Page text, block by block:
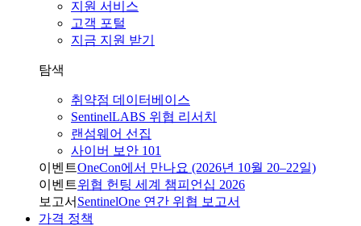
지원 서비스
고객 포털
지금 지원 받기
탐색
취약점 데이터베이스
SentinelLABS 위협 리서치
랜섬웨어 선집
사이버 보안 101
이벤트OneCon에서 만나요 (2026년 10월 20–22일)
이벤트위협 헌팅 세계 챔피언십 2026
보고서 SentinelOne 연간 위협 보고서
가격 정책